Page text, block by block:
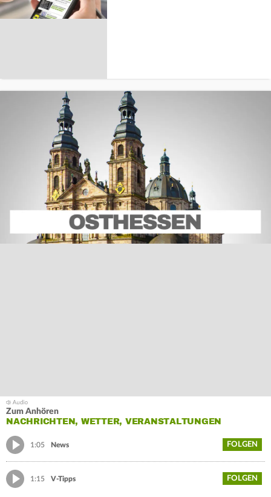
Zum Anhören
NACHRICHTEN, WETTER, VERANSTALTUNGEN
1:05 News FOLGEN
1:15 V-Tipps FOLGEN